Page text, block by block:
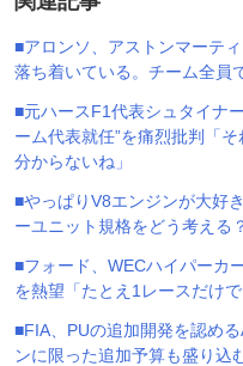
■アロンソ、アストンマーテ
落ち着いている。チーム全員
■元ハースF1代表シュタイナ
ーム代表就任”を痛烈批判「
分からないね」
■やっぱりV8エンジンが大好
ーユニット規格をどう考える
■フォード、WECハイパーカ
を熱望「たとえ1レースだけ
■FIA、PUの追加開発を認め
ンに限った追加予算も盛り込